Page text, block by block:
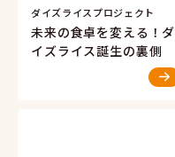
ダイズライスプロジェクト
未来の食卓を変える！ダ
イズライス誕生の裏側